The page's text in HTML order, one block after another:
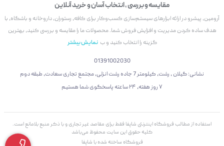
مقایسه و بررسی ، انتخاب آسان و خرید آنلاین
آرومین، پیشرو در ارائه ابزارهای سیستم‌سازی کسب‌وکار برای کافه، رستوران، داروخانه و باشگاه، با
هدف ساده کردن مدیریت و افزایش فروش شما. محصولات ما را مقایسه و بررسی کنید، بهترین
گزینه را انتخاب کنید و ب نمایش بیشتر
01391002030
نشانی: گیلان ، رشت، کیلومتر 7 جاده رشت انزلی، مجتمع تجاری سعادت، طبقه دوم
۷ روز هفته، ۲۴ ساعته پاسخگوی شما هستیم
استفاده از مطالب فروشگاه اینترنتی شاپفا فقط برای مقاصد غیر تجاری و با ذکر منبع بلامانع است.
کليه حقوق اين سايت محفوظ می‌باشد
فروشگاه ساخته شده با شاپفا